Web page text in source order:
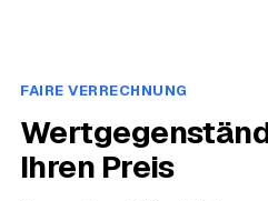
FAIRE VERRECHNUNG
Ihren Preis